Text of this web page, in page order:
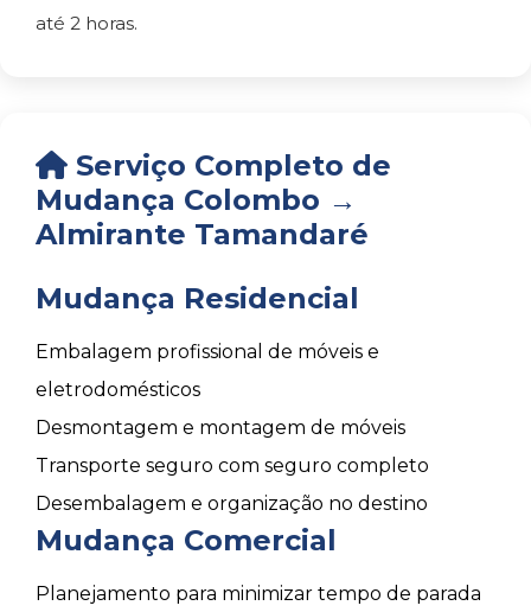
até 2 horas.
Serviço Completo de
Mudança Colombo →
Almirante Tamandaré
Mudança Residencial
Embalagem profissional de móveis e
eletrodomésticos
Desmontagem e montagem de móveis
Transporte seguro com seguro completo
Desembalagem e organização no destino
Mudança Comercial
Planejamento para minimizar tempo de parada